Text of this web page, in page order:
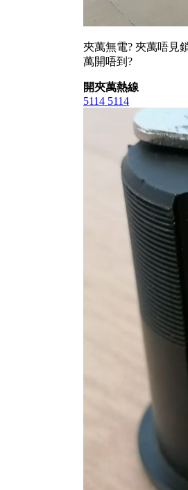
夾萬無電? 夾萬唔見
萬開唔到?
開夾萬熱線
5114 5114